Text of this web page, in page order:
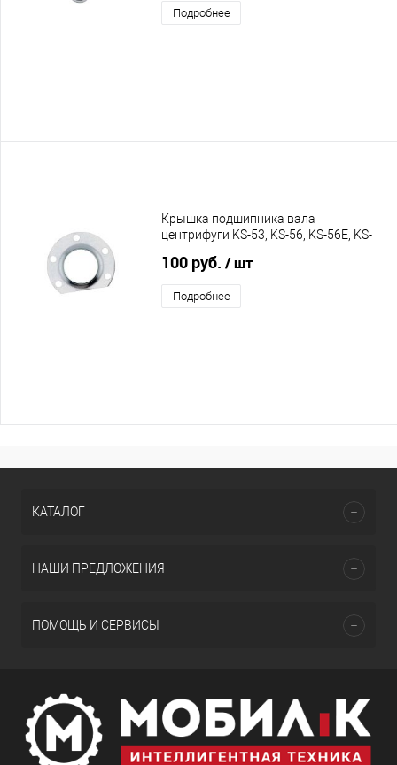
Подробнее
Крышка подшипника вала
центрифуги KS-53, KS-56, KS-56E, KS-
100 руб. / шт
Подробнее
КАТАЛОГ
НАШИ ПРЕДЛОЖЕНИЯ
ПОМОЩЬ И СЕРВИСЫ